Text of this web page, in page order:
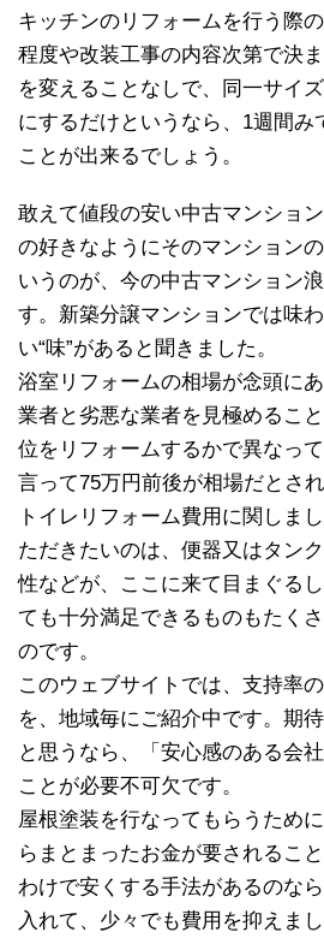
キッチンのリフォームを行う際
程度や改装工事の内容次第で決
を変えることなしで、同一サイ
にするだけというなら、1週間み
ことが出来るでしょう。
敢えて値段の安い中古マンショ
の好きなようにそのマンション
いうのが、今の中古マンション
す。新築分譲マンションでは味
い“味”があると聞きました。
浴室リフォームの相場が念頭に
業者と劣悪な業者を見極めるこ
位をリフォームするかで異なっ
言って75万円前後が相場だとされ
トイレリフォーム費用に関しま
ただきたいのは、便器又はタン
性などが、ここに来て目まぐる
ても十分満足できるものもたく
のです。
このウェブサイトでは、支持率
を、地域毎にご紹介中です。期
と思うなら、「安心感のある会
ことが必要不可欠です。
屋根塗装を行なってもらうため
らまとまったお金が要されるこ
わけで安くする手法があるのな
入れて、少々でも費用を抑えまし